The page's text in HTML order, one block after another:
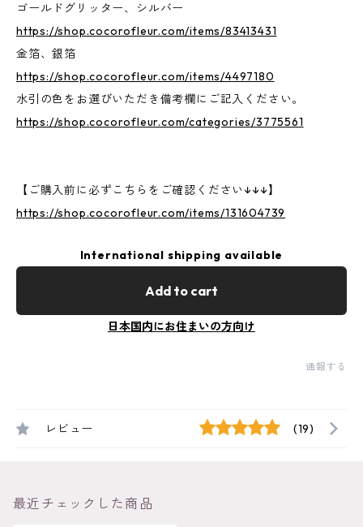
ゴールドグリッター、シルバー
https://shop.cocorofleur.com/items/83413431
金箔、銀箔
https://shop.cocorofleur.com/items/4497180
水引の色をお選びいただき備考欄にご記入ください。
https://shop.cocorofleur.com/categories/3775561
【ご購入前に必ずこちらをご確認ください↓↓↓】
https://shop.cocorofleur.com/items/131604739
International shipping available
Add to cart
日本国内にお住まいの方向け
通報する
レビュー (19)
最近チェックした商品